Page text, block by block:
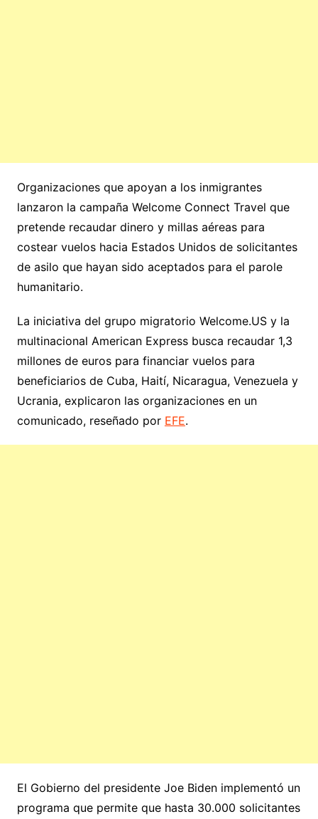
Organizaciones que apoyan a los inmigrantes
lanzaron la campaña Welcome Connect Travel que
pretende recaudar dinero y millas aéreas para
costear vuelos hacia Estados Unidos de solicitantes
de asilo que hayan sido aceptados para el parole
humanitario.
La iniciativa del grupo migratorio Welcome.US y la
multinacional American Express busca recaudar 1,3
millones de euros para financiar vuelos para
beneficiarios de Cuba, Haití, Nicaragua, Venezuela y
Ucrania, explicaron las organizaciones en un
comunicado, reseñado por EFE.
El Gobierno del presidente Joe Biden implementó un
programa que permite que hasta 30.000 solicitantes